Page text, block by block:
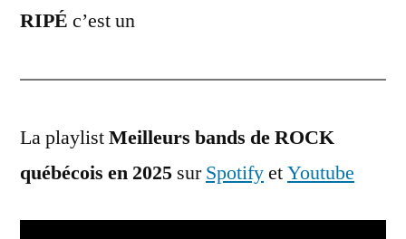
RIPÉ c’est un
La playlistMeilleurs bands de ROCK
québécois en 2025 surSpotifyetYoutube